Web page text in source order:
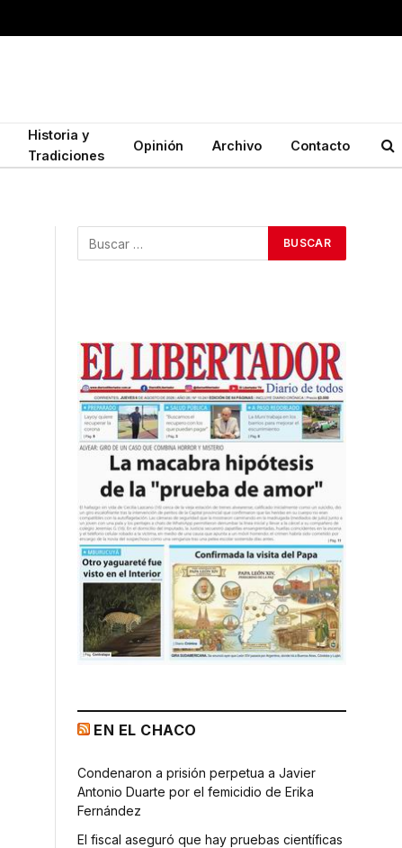
Historia y
Tradiciones
Opinión Archivo Contacto
EN EL CHACO
Condenaron a prisión perpetua a Javier
Antonio Duarte por el femicidio de Erika
Fernández
El fiscal aseguró que hay pruebas científicas